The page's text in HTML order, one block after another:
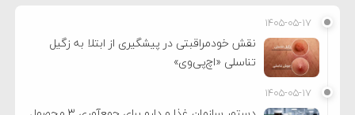
۱۴۰۵-۰۵-۱۷
نقش خودمراقبتی در پیشگیری از ابتلا به زگیل
تناسلی «اچ‌پی‌وی»
۱۴۰۵-۰۵-۱۷